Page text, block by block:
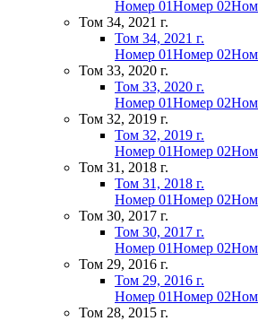
Номер 01Номер 02
Том 34, 2021 г.
Том 34, 2021 г.
Номер 01Номер 02
Том 33, 2020 г.
Том 33, 2020 г.
Номер 01Номер 02
Том 32, 2019 г.
Том 32, 2019 г.
Номер 01Номер 02
Том 31, 2018 г.
Том 31, 2018 г.
Номер 01Номер 02
Том 30, 2017 г.
Том 30, 2017 г.
Номер 01Номер 02
Том 29, 2016 г.
Том 29, 2016 г.
Номер 01Номер 02
Том 28, 2015 г.